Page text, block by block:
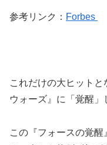
参考リンク： Forbes
これだけの大ヒットと
ウォーズ』に「覚醒」
この『フォースの覚醒